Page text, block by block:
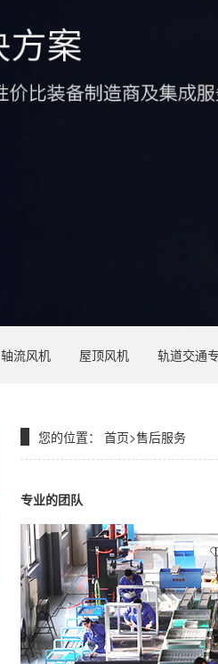
轴流风机 屋顶风机 轨道交通
您的位置： 首页>售后服务
专业的团队